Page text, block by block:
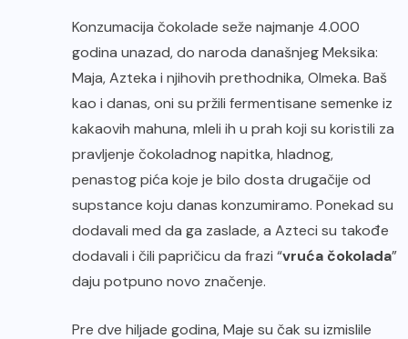
Konzumacija čokolade seže najmanje 4.000
godina unazad, do naroda današnjeg Meksika:
Maja, Azteka i njihovih prethodnika, Olmeka. Baš
kao i danas, oni su pržili fermentisane semenke iz
kakaovih mahuna, mleli ih u prah koji su koristili za
pravljenje čokoladnog napitka, hladnog,
penastog pića koje je bilo dosta drugačije od
supstance koju danas konzumiramo. Ponekad su
dodavali med da ga zaslade, a Azteci su takođe
dodavali i čili papričicu da frazi “vruća čokolada”
daju potpuno novo značenje.
Pre dve hiljade godina, Maje su čak su izmislile